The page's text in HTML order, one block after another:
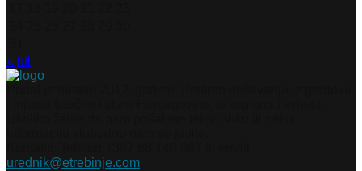
« jul
urednik@etrebinje.com